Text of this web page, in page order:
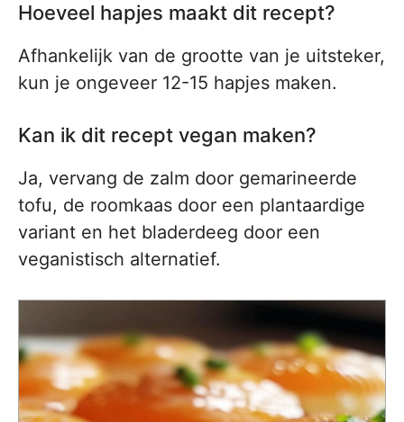
Hoeveel hapjes maakt dit recept?
Afhankelijk van de grootte van je uitsteker,
kun je ongeveer 12-15 hapjes maken.
Kan ik dit recept vegan maken?
Ja, vervang de zalm door gemarineerde
tofu, de roomkaas door een plantaardige
variant en het bladerdeeg door een
veganistisch alternatief.